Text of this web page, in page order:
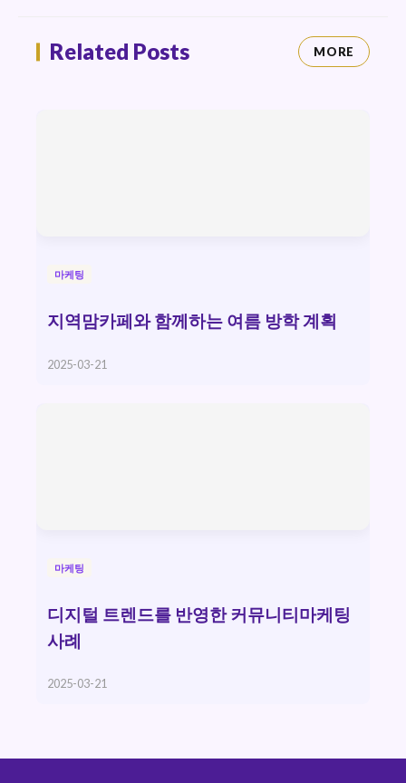
Related Posts MORE
마케팅
지역맘카페와 함께하는 여름 방학 계획
2025-03-21
마케팅
디지털 트렌드를 반영한 커뮤니티마케팅
사례
2025-03-21